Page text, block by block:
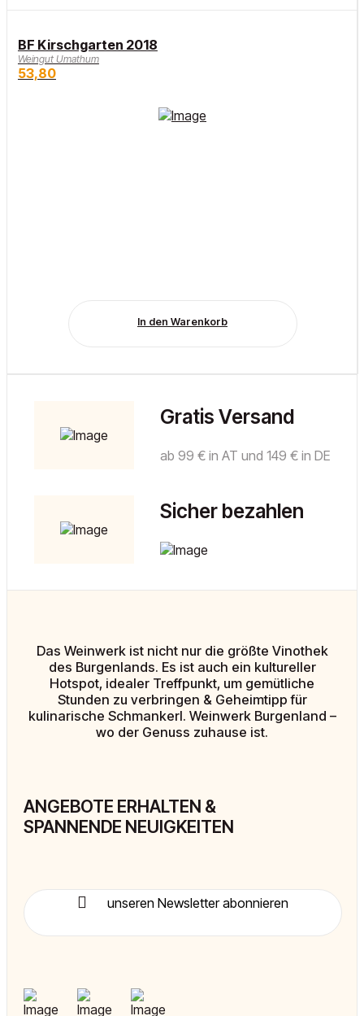
BF Kirschgarten 2018
Weingut Umathum
53,80
In den Warenkorb
Gratis Versand
ab 99 € in AT und 149 € in DE
Sicher bezahlen
Das Weinwerk ist nicht nur die größte Vinothek
des Burgenlands. Es ist auch ein kultureller
Hotspot, idealer Treffpunkt, um gemütliche
Stunden zu verbringen & Geheimtipp für
kulinarische Schmankerl. Weinwerk Burgenland –
wo der Genuss zuhause ist.
ANGEBOTE ERHALTEN &
SPANNENDE NEUIGKEITEN
unseren Newsletter abonnieren